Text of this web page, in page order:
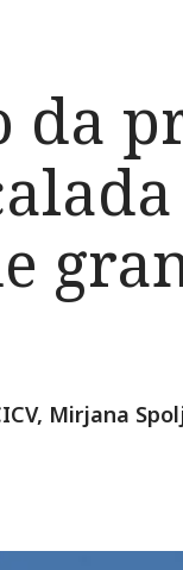
da
Mirjana